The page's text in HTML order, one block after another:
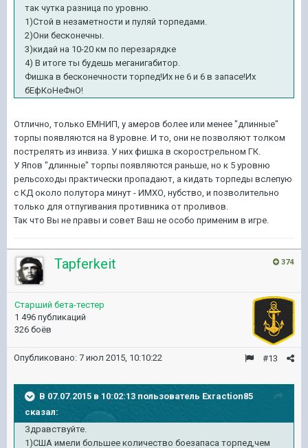
так чутка разница по уровню.
1)Стой в незаметности и пуляй торпедами.
2)Они бесконечны.
3)кидай на 10-20 км по перезарядке
4) В итоге ты будешь меганигабитор.
Фишка в бесконечности торпед!Их не 6 и 6 в запасе!Их
бЕфКоНеФнО!
Отлично, только ЕМНИП, у амеров более или менее "длинные"
торпы появляются на 8 уровне. И то, они не позволяют толком
пострелять из инвиза. У них фишка в скорострельном ГК.
У Япов "длинные" торпы появляются раньше, но к 5 уровню
рельсоходы практически пропадают, а кидать торпеды вслепую
с КД около полутора минут - ИМХО, нубство, и позволительно
только для отпугивания противника от проливов.
Так что Вы не правы и совет Ваш не особо применим в игре.
374
Tapferkeit
Старший бета-тестер
1 496 публикаций
326 боёв
#13
Опубликовано: 7 июл 2015, 10:10:22
В 07.07.2015 в 10:02:13 пользователь Exraction85
сказал:
Здравствуйте.
1)США имели большее количество боезапаса торпед,чем